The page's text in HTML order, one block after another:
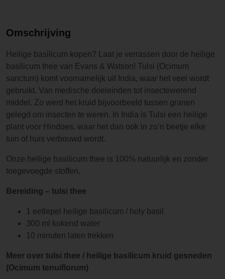
Omschrijving
Heilige basilicum kopen? Laat je verrassen door de heilige
basilicum thee van Evans & Watson! Tulsi (Ocimum
sanctum) komt voornamelijk uit India, waar het veel wordt
gebruikt. Van medische doeleinden tot insectewerend
middel. Zo werd het kruid bijvoorbeeld tussen granen
gelegd om insecten te weren. In India is Tulsi een heilige
plant voor Hindoes, waar het dan ook in zo’n beetje elke
tuin of huis verbouwd wordt.
Onze heilige basilicum thee is 100% natuurlijk en zonder
toegevoegde stoffen.
Bereiding – tulsi thee
1 eetlepel heilige basilicum / holy basil
300 ml kokend water
10 minuten laten trekken
Meer over tulsi thee / heilige basilicum kruid gesneden
(Ocimum tenuiflorum)